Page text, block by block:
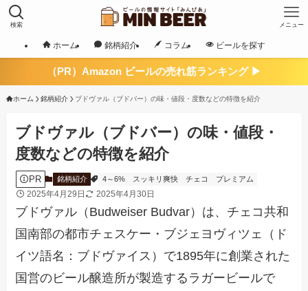
検索 メニュー
ホーム 銘柄紹介 コラム ビールを探す
（PR）Amazon ビールの売れ筋ランキング ▶
ホーム 銘柄紹介 ブドヴァル（ブドバー）の味・値段・度数などの特徴を紹介
ブドヴァル（ブドバー）の味・値段・
度数などの特徴を紹介
PR 銘柄紹介 4～6% スッキリ爽快 チェコ プレミアム
2025年4月29日 2025年4月30日
ブドヴァル（Budweiser Budvar）は、チェコ共和
国南部の都市チェスケー・ブジェヨヴィツェ（ド
イツ語名：ブドヴァイス）で1895年に創業された
国営のビール醸造所が製造するラガービールで